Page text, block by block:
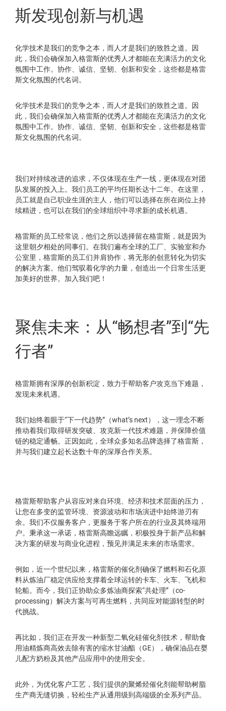
斯发现创新与机遇
化学技术是我们的竞争之本，而人才是我们的致胜之道。因
此，我们会确保加入格雷斯的优秀人才都能在充满活力的文化
氛围中工作。协作、诚信、坚韧、创新和安全，这些都是格雷
斯文化氛围的代名词。
化学技术是我们的竞争之本，而人才是我们的致胜之道。因
此，我们会确保加入格雷斯的优秀人才都能在充满活力的文化
氛围中工作。协作、诚信、坚韧、创新和安全，这些都是格雷
斯文化氛围的代名词。
我们对持续改进的追求，不仅体现在生产一线，更体现在对团
队发展的投入上。我们员工的平均任期长达十二年。在这里，
员工就是自己职业生涯的主人，他们可以选择在所在岗位上持
续精进，也可以在我们的全球组织中寻求新的成长机遇。
格雷斯的员工经常说，他们之所以选择留在格雷斯，就是因为
这里朝夕相处的同事们。在我们遍布全球的工厂、实验室和办
公室里，格雷斯的员工们并肩协作，将无形的创意转化为切实
的解决方案。他们驾驭着化学的力量，创造出一个日常生活更
加美好的世界。加入我们吧！
聚焦未来：从“畅想者”到“先
行者”
格雷斯拥有深厚的创新积淀，致力于帮助客户攻克当下难题，
发现未来机遇。
我们始终着眼于“下一代趋势”（what’s next），这一理念不断
推动着我们取得研发突破、攻克新一代技术难题，并保障价值
链的稳定通畅。正因如此，全球众多知名品牌选择了格雷斯，
并与我们建立起长达数十年的深厚合作关系。
格雷斯帮助客户从容应对来自环境、经济和技术层面的压力，
让您在多变的监管环境、资源波动和市场演进中始终游刃有
余。我们不仅服务客户，更服务于客户所在的行业及其终端用
户。秉承这一承诺，格雷斯高瞻远瞩，积极投身于新产品和解
决方案的研发与商业化进程，预见并满足未来的市场需求。
例如，近一个世纪以来，格雷斯的催化剂确保了燃料和石化原
料从炼油厂稳定供应给支撑着全球运转的卡车、火车、飞机和
轮船。而今，我们正协助众多炼油商探索“共处理”（co-
processing）解决方案与可再生燃料，共同应对能源转型的时
代挑战。
再比如，我们正在开发一种新型二氧化硅催化剂技术，帮助食
用油精炼商高效去除有害的缩水甘油酯（GE），确保油品在婴
儿配方奶粉及其他产品应用中的使用安全。
此外，为优化客户工艺，我们提供的聚烯烃催化剂能帮助树脂
生产商无缝切换，轻松生产从通用级到高端级的全系列产品。